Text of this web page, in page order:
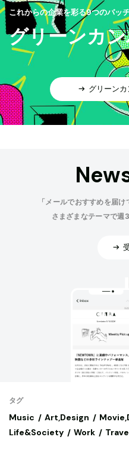
これからの企業を彩る9つのバッ
グリーンカ
グリーン
「メールでおすすめを届
さまざまなテーマで週
タグ
Music Art,Design
Life&Society
Work